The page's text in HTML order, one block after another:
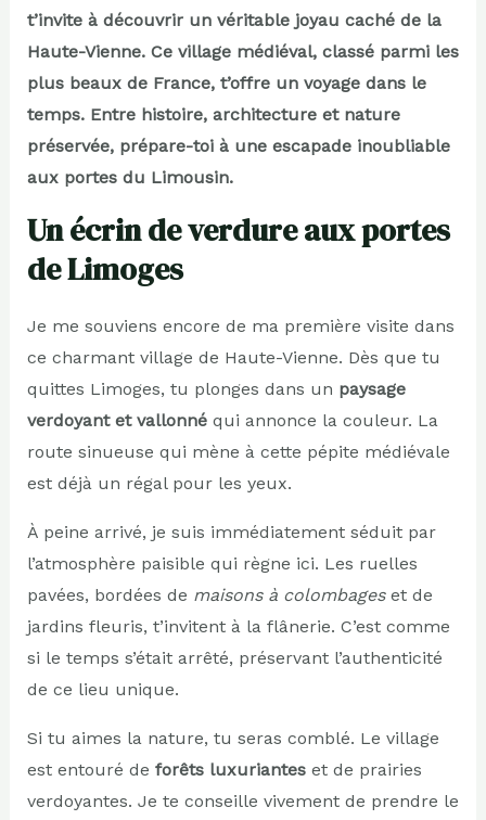
t’invite à découvrir un véritable joyau caché de la
Haute-Vienne. Ce village médiéval, classé parmi les
plus beaux de France, t’offre un voyage dans le
temps. Entre histoire, architecture et nature
préservée, prépare-toi à une escapade inoubliable
aux portes du Limousin.
Un écrin de verdure aux portes
de Limoges
Je me souviens encore de ma première visite dans
ce charmant village de Haute-Vienne. Dès que tu
quittes Limoges, tu plonges dans un paysage
verdoyant et vallonnéqui annonce la couleur. La
route sinueuse qui mène à cette pépite médiévale
est déjà un régal pour les yeux.
À peine arrivé, je suis immédiatement séduit par
l’atmosphère paisible qui règne ici. Les ruelles
pavées, bordées de maisons à colombageset de
jardins fleuris, t’invitent à la flânerie. C’est comme
si le temps s’était arrêté, préservant l’authenticité
de ce lieu unique.
Si tu aimes la nature, tu seras comblé. Le village
est entouré de forêts luxurianteset de prairies
verdoyantes. Je te conseille vivement de prendre le